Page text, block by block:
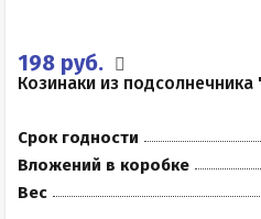
198 руб.
Козинаки из
Срок годности
Вложений в коробке
Вес